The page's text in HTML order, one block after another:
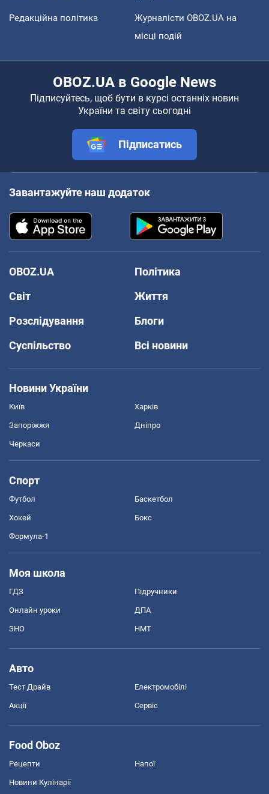
Редакційна політика
Журналісти OBOZ.UA на
місці подій
OBOZ.UA в Google News
Підписуйтесь, щоб бути в курсі останніх новин
України та світу сьогодні
Підписатись
Завантажуйте наш додаток
OBOZ.UA
Політика
Світ
Життя
Розслідування
Блоги
Суспільство
Всі новини
Новини України
Київ Харків
Запоріжжя Дніпро
Черкаси
Спорт
Футбол Баскетбол
Хокей Бокс
Формула-1
Моя школа
ГДЗ Підручники
Онлайн уроки ДПА
ЗНО НМТ
Авто
Тест Драйв Електромобілі
Акції Сервіс
Food Oboz
Рецепти Напої
Новини Кулінарії